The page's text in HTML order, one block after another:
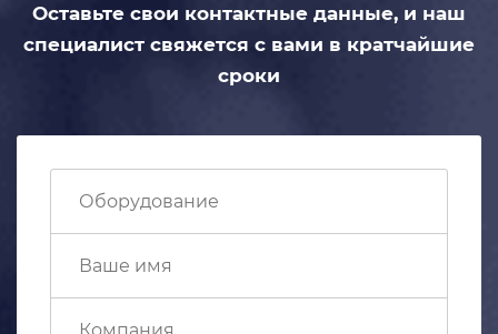
Оставьте свои контактные данные, и наш
специалист свяжется с вами в кратчайшие
сроки